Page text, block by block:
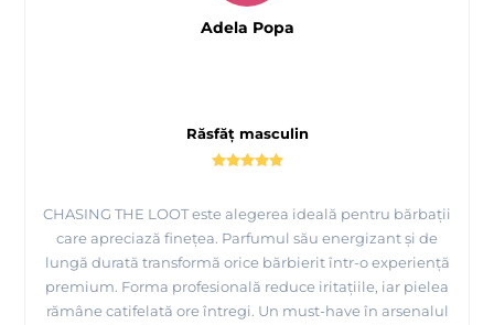
Răsfăț masculin
CHASING THE LOOT este alegerea ideală pentru bărbații
care apreciază finețea. Parfumul său energizant și de
lungă durată transformă orice bărbierit într-o experiență
premium. Forma profesională reduce iritațiile, iar pielea
rămâne catifelată ore întregi. Un must-have în arsenalul
Adela Popa